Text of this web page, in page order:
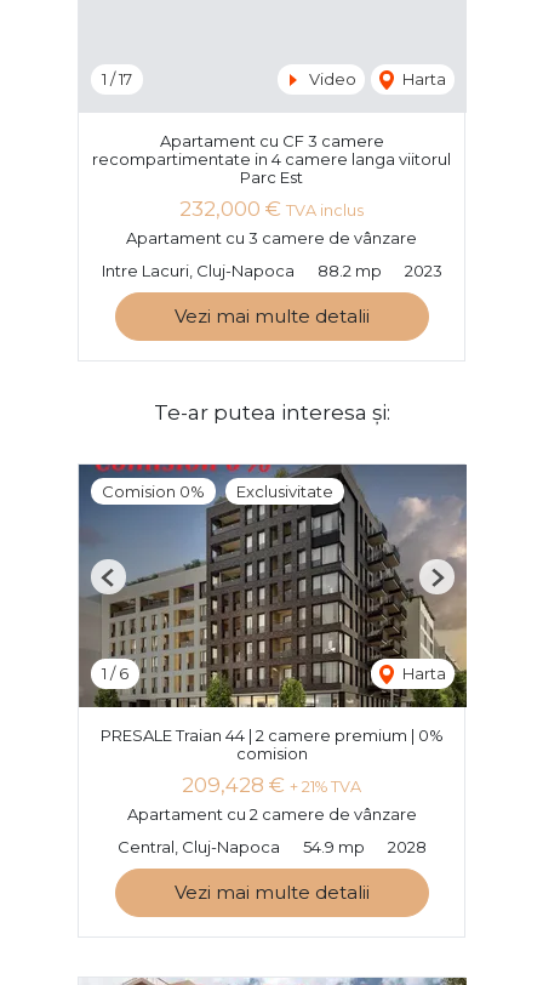
1 /17 Video Harta
Apartament cu CF 3 camere
recompartimentate in 4 camere langa viitorul
Parc Est
232,000 € TVA inclus
Apartament cu 3 camere de vânzare
Intre Lacuri, Cluj-Napoca
88.2 mp 2023
Vezi mai multe detalii
Te-ar putea interesa și:
Comision 0% Exclusivitate
1 /6 Harta
Previous Next
PRESALE Traian 44 | 2 camere premium | 0%
comision
209,428 € + 21% TVA
Apartament cu 2 camere de vânzare
Central, Cluj-Napoca
54.9 mp 2028
Vezi mai multe detalii